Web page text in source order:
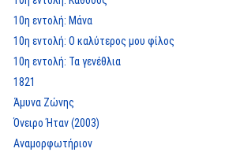
10η εντολή: Μάνα
10η εντολή: Ο καλύτερος μου φίλος
10η εντολή: Τα γενέθλια
1821
Άμυνα Ζώνης
Όνειρο Ήταν (2003)
Αναμορφωτήριον